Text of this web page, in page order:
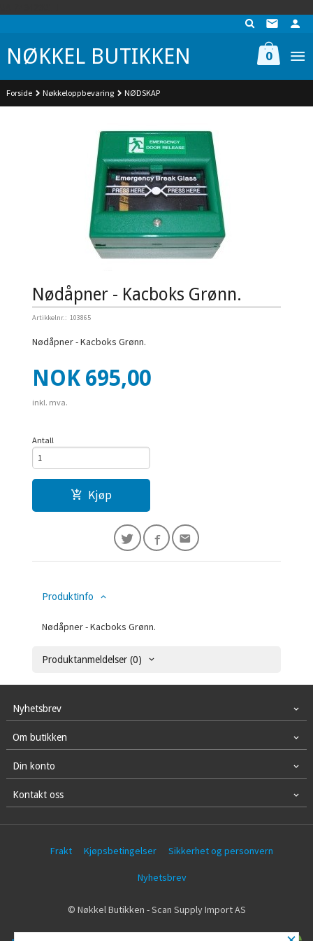
NØKKEL BUTIKKEN 0
Forside Nøkkeloppbevaring NØDSKAP
Nødåpner - Kacboks Grønn.
Artikkelnr.: 103865
Nødåpner - Kacboks Grønn.
Pris
NOK 695,00
inkl. mva.
Antall
Kjøp
Produktinfo
Nødåpner - Kacboks Grønn.
Produktanmeldelser (0)
Nyhetsbrev
Om butikken
Din konto
Kontakt oss
Frakt Kjøpsbetingelser Sikkerhet og personvern
Nyhetsbrev
© Nøkkel Butikken - Scan Supply Import AS